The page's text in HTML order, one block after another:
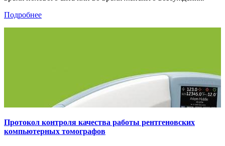
Подробнее
Протокол контроля качества работы рентгеновских
компьютерных томографов